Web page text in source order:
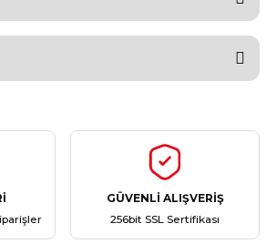
Yorum Yaz
henüz soru sorulmamış.
GÜVENLİ ALIŞVERİŞ
256bit SSL Sertifikası